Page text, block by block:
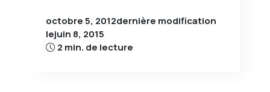
octobre 5, 2012dernière modification
lejuin 8, 2015
2 min. de lecture